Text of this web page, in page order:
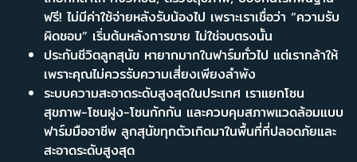
ฟรี! ไม่มีค่าใช้จ่ายหลังรับน้องไป เพราะเราเชื่อว่า “ความรับ
ผิดชอบ” เริ่มต้นหลังการขาย ไม่ใช่จบตรงนั้น
ประกันชีวิตลูกสุนัข หายากมากในฟาร์มทั่วไป แต่เรากล้าให้
เพราะคุณไม่ควรรับความเสี่ยงเพียงลำพัง
ระบบความสะอาดระดับสูงสุดในประเทศ เราแยกโซน
สุขภาพ-โซนฝูง-โซนกักกัน และควบคุมสภาพแวดล้อมแบบ
ฟาร์มมืออาชีพ ลูกสุนัขทุกตัวเกิดมาในพื้นที่ที่ปลอดภัยและ
สะอาดระดับสูงสุด